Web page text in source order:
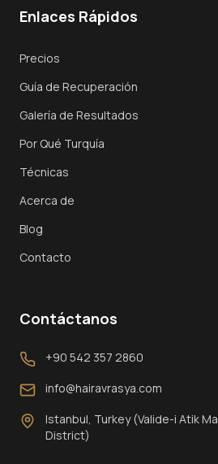
Recuperación
Enlaces Rápidos
Precios
Guía de Recuperación
Galería de Resultados
Por Qué Turquía
Técnicas
Acerca de
Blog
Contacto
Contáctanos
+90 542 357 2860
info@hairavrasya.com
Istanbul, Turkey (Valide-i Atik
District)